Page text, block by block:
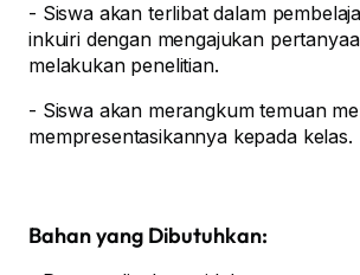
- Siswa akan terlibat dalam
inkuiri dengan mengajukan
melakukan penelitian.
- Siswa akan merangkum temuan
mempresentasikannya kepada kelas.
Bahan yang Dibutuhkan: